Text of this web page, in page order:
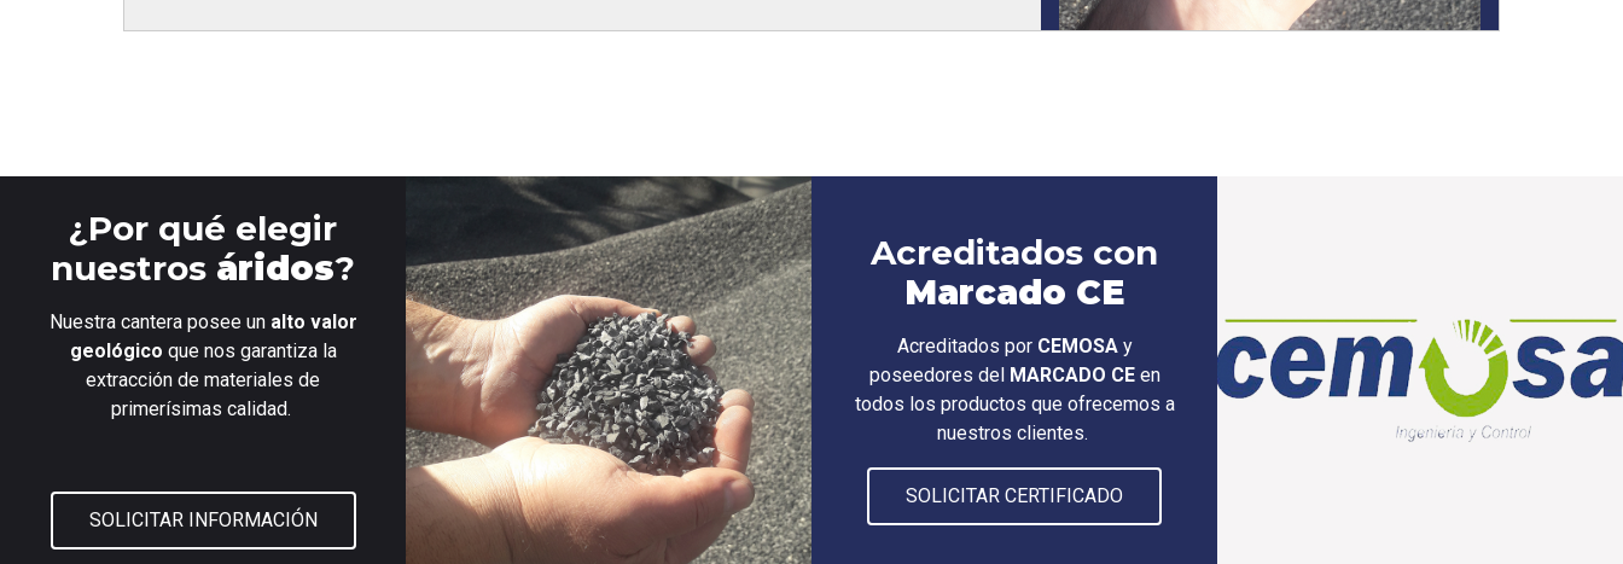
¿Por qué elegir
nuestros áridos?
Nuestra cantera posee un alto valor
geológico que nos garantiza la
extracción de materiales de
primerísimas calidad.
SOLICITAR INFORMACIÓN
Acreditados con
Marcado CE
Acreditados por CEMOSAy
poseedores del
MARCADO CEen
todos los productos que ofrecemos a
nuestros clientes.
SOLICITAR CERTIFICADO